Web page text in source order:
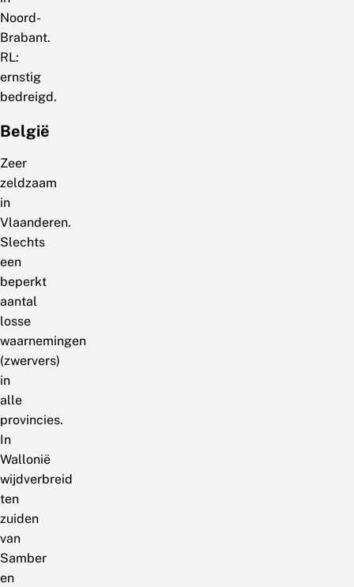
Noord-
Brabant.
RL:
ernstig
bedreigd.
België
Zeer
zeldzaam
in
Vlaanderen.
Slechts
een
beperkt
aantal
losse
waarnemingen
(zwervers)
in
alle
provincies.
In
Wallonië
wijdverbreid
ten
zuiden
van
Samber
en